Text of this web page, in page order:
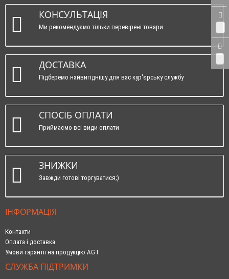
КОНСУЛЬТАЦІЯ
Ми рекомендуємо тільки перевірені товари
ДОСТАВКА
Підберемо найвигіднішу для вас кур'єрську службу
СПОСІБ ОПЛАТИ
Приймаємо всі види оплати
ЗНИЖКИ
Завжди готові торгуватися;)
ІНФОРМАЦІЯ
Контакти
Оплата і доставка
Умови гарантії на продукцію AGT
СЛУЖБА ПІДТРИМКИ